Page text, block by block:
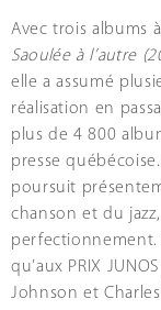
Avec trois albums
Saoulée à l’autre
elle a assumé
réalisation en
plus de 4 800
presse
poursuit
chanson et du
perfectionnement.
qu’aux PRIX
Johnson et